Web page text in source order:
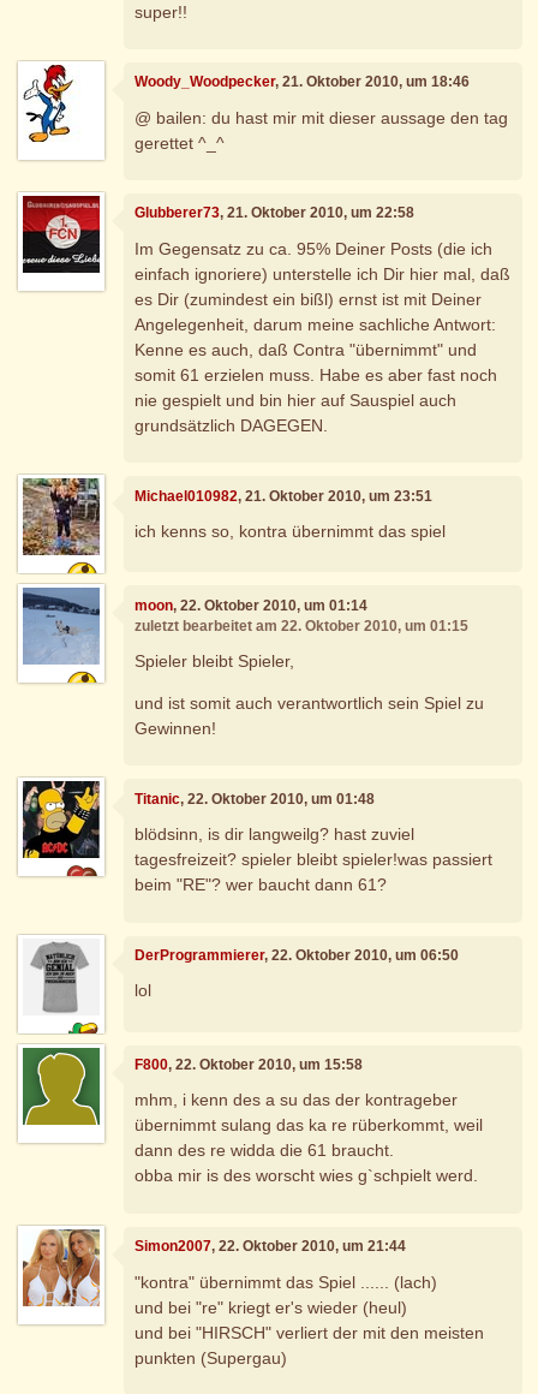
super!!
Woody_Woodpecker, 21. Oktober 2010, um 18:46
@ bailen: du hast mir mit dieser aussage den tag
gerettet ^_^
Glubberer73, 21. Oktober 2010, um 22:58
Im Gegensatz zu ca. 95% Deiner Posts (die ich
einfach ignoriere) unterstelle ich Dir hier mal, daß
es Dir (zumindest ein bißl) ernst ist mit Deiner
Angelegenheit, darum meine sachliche Antwort:
Kenne es auch, daß Contra "übernimmt" und
somit 61 erzielen muss. Habe es aber fast noch
nie gespielt und bin hier auf Sauspiel auch
grundsätzlich DAGEGEN.
Michael010982, 21. Oktober 2010, um 23:51
ich kenns so, kontra übernimmt das spiel
moon, 22. Oktober 2010, um 01:14
zuletzt bearbeitet am 22. Oktober 2010, um 01:15
Spieler bleibt Spieler,
und ist somit auch verantwortlich sein Spiel zu
Gewinnen!
Titanic, 22. Oktober 2010, um 01:48
blödsinn, is dir langweilg? hast zuviel
tagesfreizeit? spieler bleibt spieler!was passiert
beim "RE"? wer baucht dann 61?
DerProgrammierer, 22. Oktober 2010, um 06:50
lol
F800, 22. Oktober 2010, um 15:58
mhm, i kenn des a su das der kontrageber
übernimmt sulang das ka re rüberkommt, weil
dann des re widda die 61 braucht.
obba mir is des worscht wies g`schpielt werd.
Simon2007, 22. Oktober 2010, um 21:44
"kontra" übernimmt das Spiel ...... (lach)
und bei "re" kriegt er's wieder (heul)
und bei "HIRSCH" verliert der mit den meisten
punkten (Supergau)